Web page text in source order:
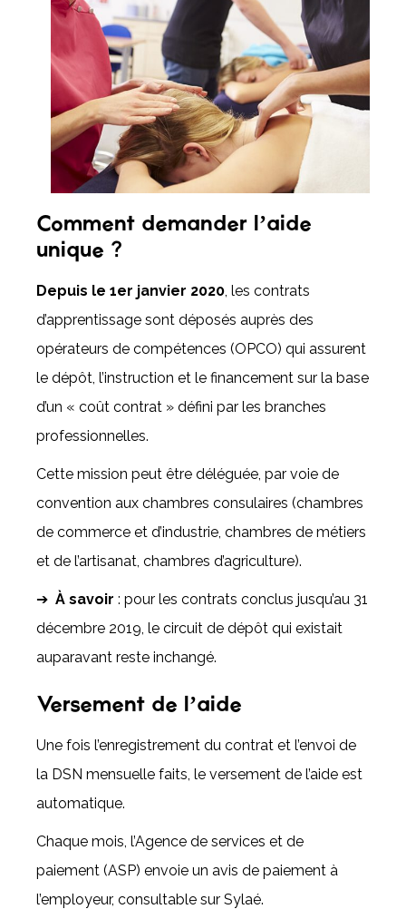
Comment demander l’aide
unique ?
Depuis le 1er janvier 2020, les contrats
d’apprentissage sont déposés auprès des
opérateurs de compétences (OPCO) qui assurent
le dépôt, l’instruction et le financement sur la base
d’un « coût contrat » défini par les branches
professionnelles.
Cette mission peut être déléguée, par voie de
convention aux chambres consulaires (chambres
de commerce et d’industrie, chambres de métiers
et de l’artisanat, chambres d’agriculture).
➔ À savoir : pour les contrats conclus jusqu’au 31
décembre 2019, le circuit de dépôt qui existait
auparavant reste inchangé.
Versement de l’aide
Une fois l’enregistrement du contrat et l’envoi de
la DSN mensuelle faits, le versement de l’aide est
automatique.
Chaque mois, l’Agence de services et de
paiement (ASP) envoie un avis de paiement à
l’employeur, consultable sur Sylaé.